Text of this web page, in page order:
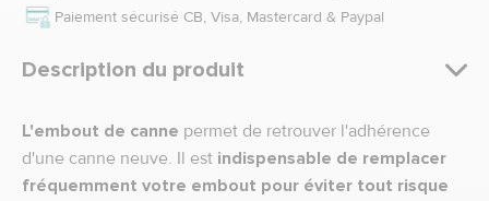
Paiement sécurisé CB, Visa, Mastercard & Paypal
Description du produit
L'embout de canne permet de retrouver l'adhérence
d'une canne neuve. Il est indispensable de remplacer
fréquemment votre embout pour éviter tout risque